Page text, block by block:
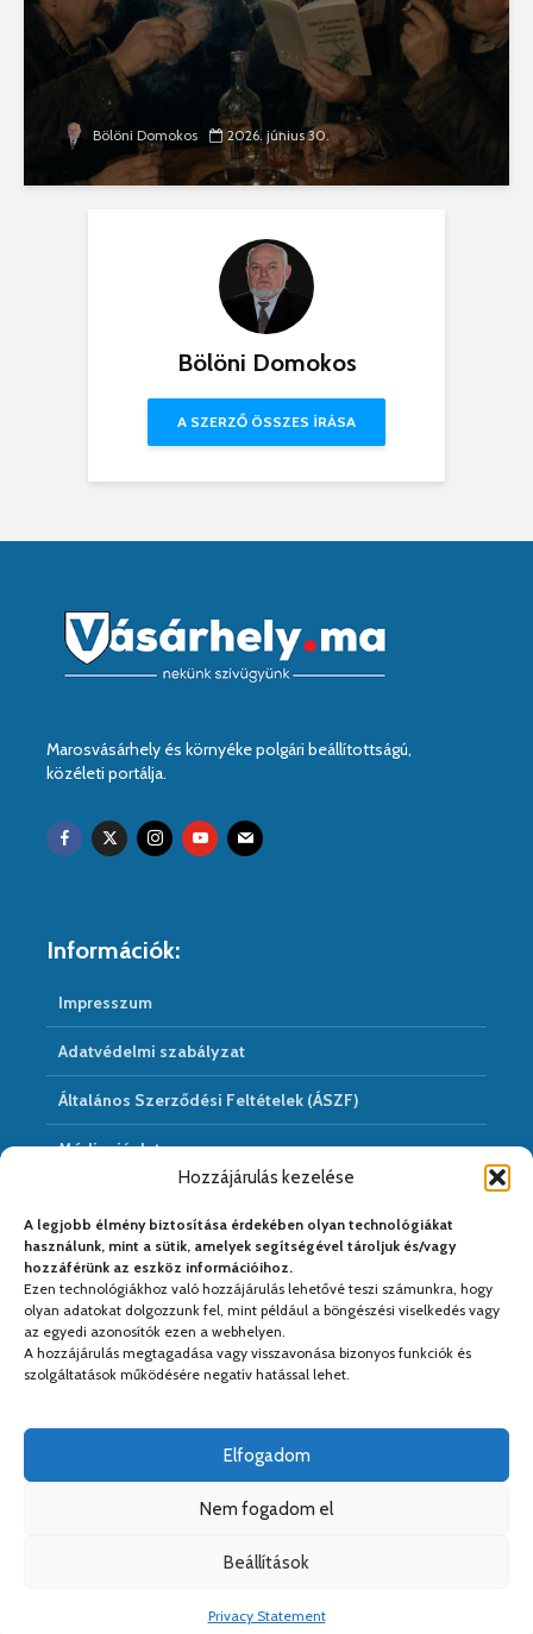
Hozzájárulás kezelése
A legjobb élmény biztosítása érdekében olyan technológiákat
használunk, mint a sütik, amelyek segítségével tároljuk és/vagy
hozzáférünk az eszköz információihoz.
Ezen technológiákhoz való hozzájárulás lehetővé teszi számunkra, hogy
olyan adatokat dolgozzunk fel, mint például a böngészési viselkedés vagy
az egyedi azonosítók ezen a webhelyen.
A hozzájárulás megtagadása vagy visszavonása bizonyos funkciók és
szolgáltatások működésére negatív hatással lehet.
Elfogadom
Nem fogadom el
Beállítások
Privacy Statement
Bölöni Domokos 2026. június 30.
Bölöni Domokos
A SZERZŐ ÖSSZES ÍRÁSA
Marosvásárhely és környéke polgári beállítottságú,
közéleti portálja.
Információk:
Impresszum
Adatvédelmi szabályzat
Általános Szerződési Feltételek (ÁSZF)
Médiaajánlat
Médiapartnereink: